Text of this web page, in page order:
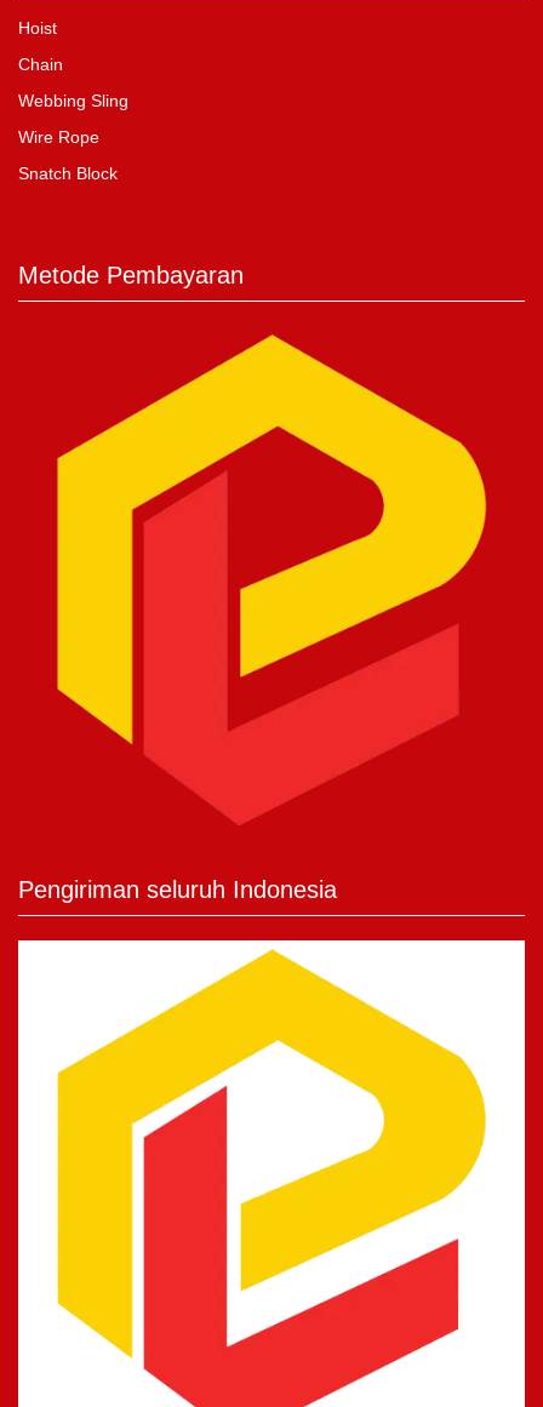
Hoist
Chain
Webbing Sling
Wire Rope
Snatch Block
Metode Pembayaran
Pengiriman seluruh Indonesia